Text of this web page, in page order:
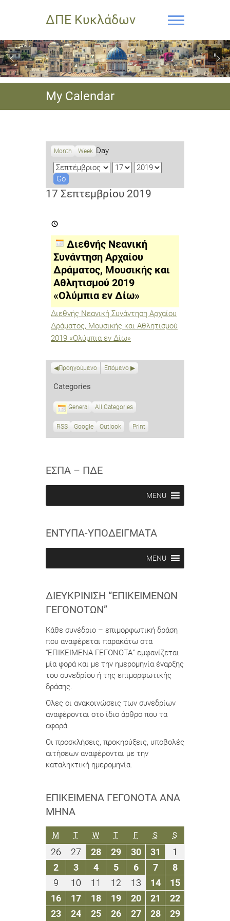
ΔΠΕ Κυκλάδων
My Calendar
Month Week Day
M
o
n
D
y
Y
a
17 Σεπτεμβρίου 2019
Νεανική
Αρχαίου
Δράματος,
Μουσικής
και
Αθλητισμού
2019
«Ολύμπια
Δίω»
Διεθνής Νεανική
Συνάντηση Αρχαίου
Δράματος, Μουσικής και
Αθλητισμού 2019
«Ολύμπια εν Δίω»
Διεθνής Νεανική Συνάντηση Αρχαίου
Δράματος, Μουσικής και Αθλητισμού
2019 «Ολύμπια εν Δίω»
Προηγούμενο Επόμενο
Categories
General All Categories
RSS
S
r
Google
S
r
Outlook Print
ΕΣΠΑ – ΠΔΕ
MENU
ΕΝΤΥΠΑ-ΥΠΟΔΕΙΓΜΑΤΑ
MENU
ΔΙΕΥΚΡΊΝΙΣΗ “ΕΠΙΚΕΊΜΕΝΩΝ
ΓΕΓΟΝΌΤΩΝ”
Κάθε συνέδριο – επιμορφωτική δράση
που αναφέρεται παρακάτω στα
“ΕΠΙΚΕΙΜΕΝΑ ΓΕΓΟΝΟΤΑ” εμφανίζεται
μία φορά και με την ημερομηνία έναρξης
του συνεδρίου ή της επιμορφωτικής
δράσης.
Όλες οι ανακοινώσεις των συνεδρίων
αναφέρονται στο ίδιο άρθρο που τα
αφορά.
Οι προσκλήσεις, προκηρύξεις, υποβολές
αιτήσεων αναφέρονται με την
καταληκτική ημερομηνία.
ΕΠΙΚΕΊΜΕΝΑ ΓΕΓΟΝΌΤΑ ΑΝΆ
ΜΉΝΑ
M ΔΕΥΤΈΡΑ
TΤΡΊΤΗ
WΤΕΤΆΡΤΗ
TΠΈΜΠΤΗ
FΠΑΡΑΣΚΕΥΉ
SΣΆΒΒΑΤΟ
SΚΥΡΙΑΚΉ
26
Αυγούστου
2019
27
Αυγούστου
2019
2828
Αυγούστου
2019
2929
Αυγούστου
2019
3030
Αυγούστου
2019
31
Αυγούστου
2019
1
2019
22
Σεπτεμβρίου
2019
33
Σεπτεμβρίου
2019
44
Σεπτεμβρίου
2019
55
Σεπτεμβρίου
2019
66
Σεπτεμβρίου
2019
77
Σεπτεμβρίου
2019
88
2019
9
Σεπτεμβρίου
2019
10
Σεπτεμβρίου
2019
11
Σεπτεμβρίου
2019
12
Σεπτεμβρίου
2019
1313
Σεπτεμβρίου
2019
1414
Σεπτεμβρίου
2019
1515
2019
1616
Σεπτεμβρίου
1717
Σεπτεμβρίου
1818
Σεπτεμβρίου
1919
Σεπτεμβρίου
2020
Σεπτεμβρίου
21 21
Σεπτεμβρίου
2222
2323 2424 2525 2626 272728282929